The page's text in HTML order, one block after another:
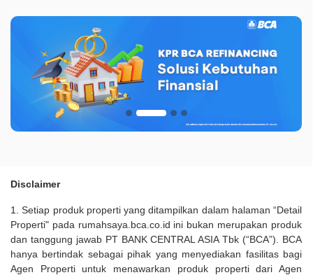
Disclaimer
1. Setiap produk properti yang ditampilkan dalam halaman “Detail
Properti" pada rumahsaya.bca.co.id ini bukan merupakan produk
dan tanggung jawab PT BANK CENTRAL ASIA Tbk (“BCA”). BCA
hanya bertindak sebagai pihak yang menyediakan fasilitas bagi
Agen Properti untuk menawarkan produk properti dari Agen